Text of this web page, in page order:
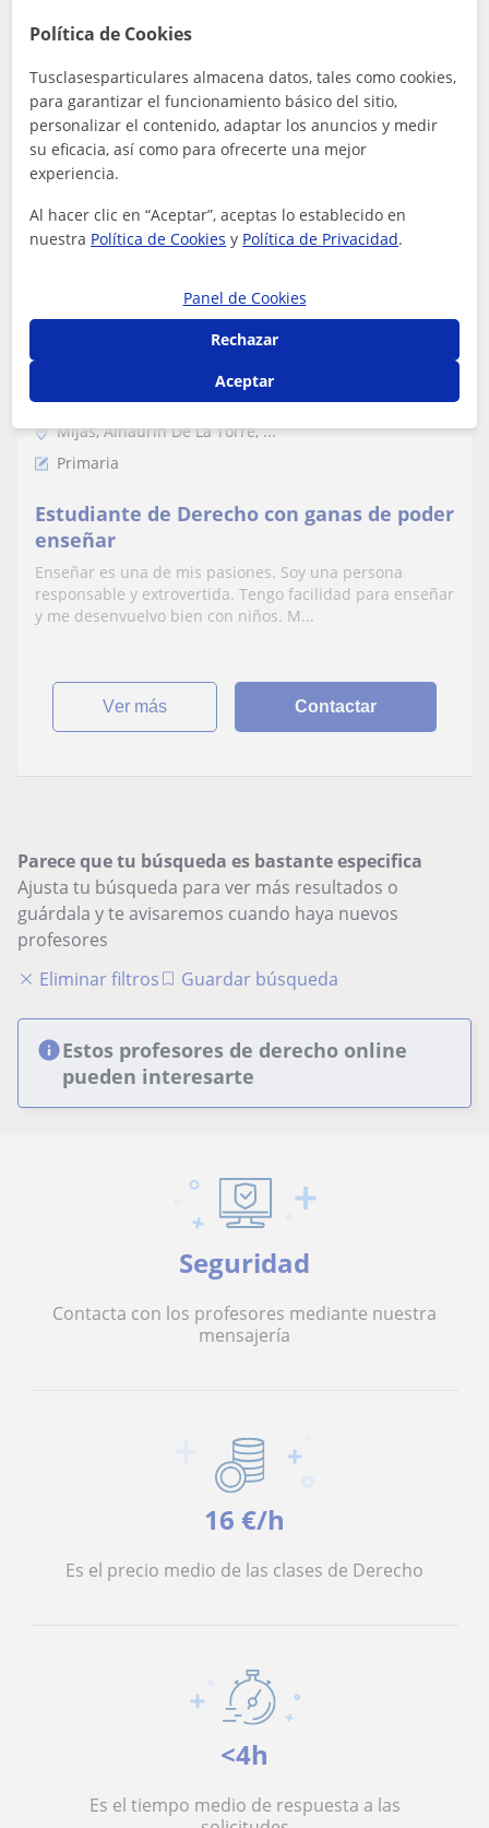
y paciente. Doy clases a Primaria, ESO y
Sociales
experiencia formal, pero acostumbrada a explicar
claramente a compañeros, con pacienci...
/h
Andrea
Mijas, Alhaurín De La Torre, ...
Primaria
Estudiante de Derecho con ganas de poder
enseñar
Enseñar es una de mis pasiones. Soy una persona
responsable y extrovertida. Tengo facilidad para enseñar
y me desenvuelvo bien con niños. M...
ver más Contactar
Parece que tu búsqueda es bastante especifica
Ajusta tu búsqueda para ver más resultados o
guárdala y te avisaremos cuando haya nuevos
profesores
Eliminar filtros
Guardar búsqueda
Estos profesores de derecho online
pueden interesarte
Seguridad
Contacta con los profesores mediante nuestra
mensajería
16 €/h
Es el precio medio de las clases de Derecho
<4h
Es el tiempo medio de respuesta a las
Política de Cookies
Tusclasesparticulares almacena datos, tales como cookies,
para garantizar el funcionamiento básico del sitio,
personalizar el contenido, adaptar los anuncios y medir
su eficacia, así como para ofrecerte una mejor
experiencia.
Al hacer clic en “Aceptar”, aceptas lo establecido en
nuestra Política de Cookies y Política de Privacidad.
Panel de Cookies
Rechazar
Aceptar